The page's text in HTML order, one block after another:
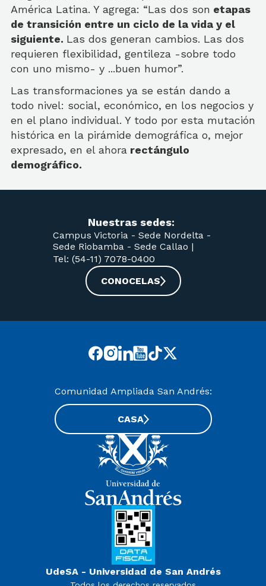
América Latina. Y agrega: “Las dos son etapas
de transición entre un ciclo de la vida y el
siguiente. Las dos generan cambios. Las dos
requieren flexibilidad, gentileza -sobre todo
con uno mismo- y ...buen humor”.
Las transformaciones ya se están dando a
todo nivel: social, económico, en los negocios y
en el plano individual. Y todo por esta mutación
histórica en la pirámide demográfica o, mejor
expresado, en el ahora rectángulo
demográfico.
Nuestras sedes:
Campus Victoria - Sede Nordelta -
Sede Riobamba - Sede Callao |
Tel: (54-11) 7078-0400
CONOCELAS
UdeSA - Universidad de San Andrés
Comunidad Ampliada San Andrés:
CASA